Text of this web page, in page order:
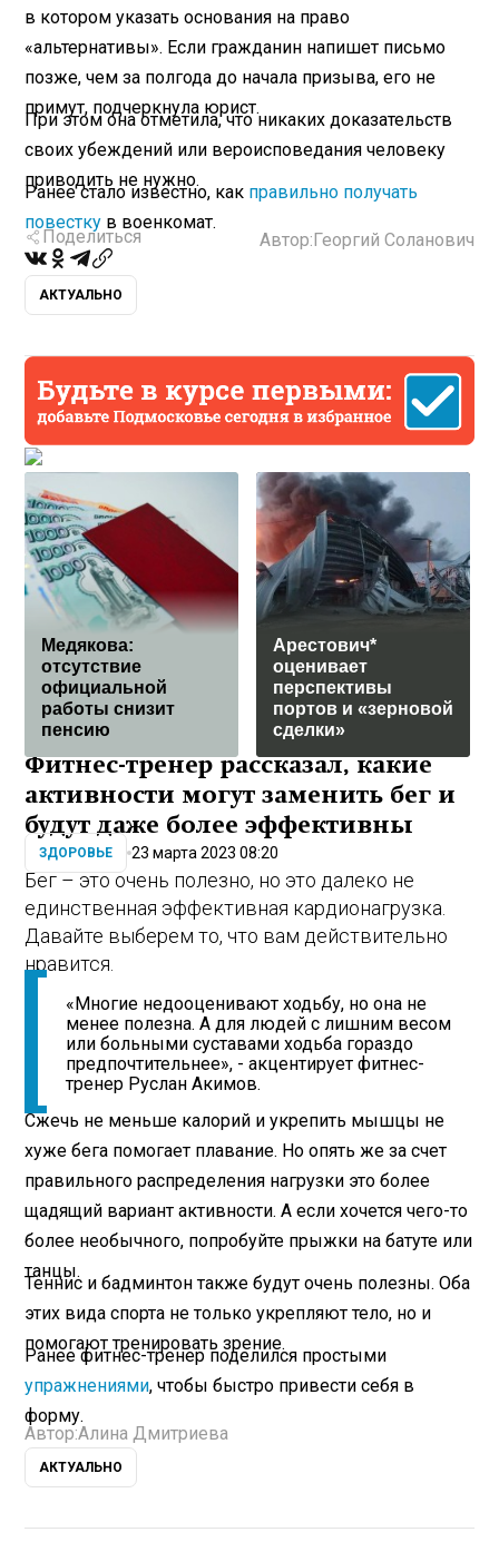
в котором указать основания на право
«альтернативы». Если гражданин напишет письмо
позже, чем за полгода до начала призыва, его не
примут, подчеркнула юрист.
При этом она отметила, что никаких доказательств
своих убеждений или вероисповедания человеку
приводить не нужно.
Ранее стало известно, как правильно получать
повестку в военкомат.
Поделиться Автор: Георгий Соланович
АКТУАЛЬНО
Медякова:
отсутствие
официальной
работы снизит
пенсию
Арестович*
оценивает
перспективы
портов и «зерновой
сделки»
Фитнес-тренер рассказал, какие
активности могут заменить бег и
будут даже более эффективны
ЗДОРОВЬЕ 23 марта 2023 08:20
Бег – это очень полезно, но это далеко не
единственная эффективная кардионагрузка.
Давайте выберем то, что вам действительно
нравится.
«Многие недооценивают ходьбу, но она не
менее полезна. А для людей с лишним весом
или больными суставами ходьба гораздо
предпочтительнее», - акцентирует фитнес-
тренер Руслан Акимов.
Сжечь не меньше калорий и укрепить мышцы не
хуже бега помогает плавание. Но опять же за счет
правильного распределения нагрузки это более
щадящий вариант активности. А если хочется чего-то
более необычного, попробуйте прыжки на батуте или
танцы.
Теннис и бадминтон также будут очень полезны. Оба
этих вида спорта не только укрепляют тело, но и
помогают тренировать зрение.
Ранее фитнес-тренер поделился простыми
упражнениями, чтобы быстро привести себя в
форму.
Автор:Алина Дмитриева
АКТУАЛЬНО